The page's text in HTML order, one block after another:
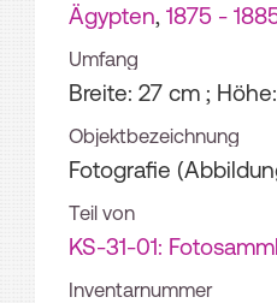
Ägypten, 1875 -
Umfang
Breite: 27 cm ;
Objektbezeichnung
Fotografie
Teil von
KS-31-01:
Inventarnummer